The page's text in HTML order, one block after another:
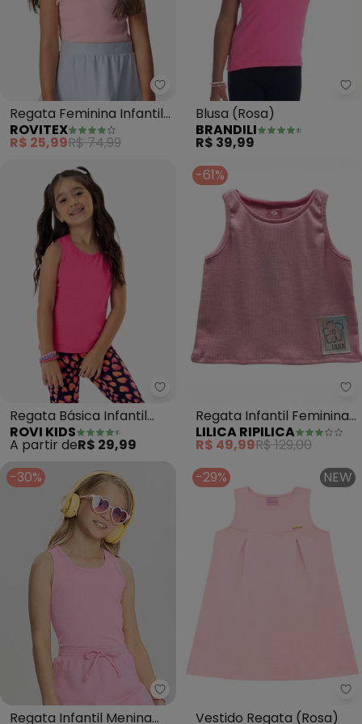
Rovitex - Regata Feminina
Regata Feminina Infantil
(Rosa)
ROVITEX
R$ 25,99R$ 74,99
Blusa (Rosa)
BRANDILI
R$ 39,99
Rovi Kids - Regata Básica
Regata Básica Infantil
Menina (Rosa)
ROVI KIDS
A partir deR$ 29,99
-61%
Regata Infantil Feminina
(Rosa)
LILICA RIPILICA
R$ 49,99R$ 129,00
-30%
Alakazoo - Regata Infantil
Regata Infantil Menina
-29% NEW
Vestido Regata (Rosa)